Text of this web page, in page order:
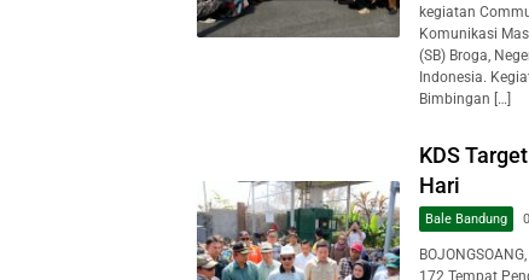
kegiatan
Komunikasi
(SB) Broga,
Indonesia.
Bimbingan […]
KDS
Hari
Bale Bandung
172 Tempat